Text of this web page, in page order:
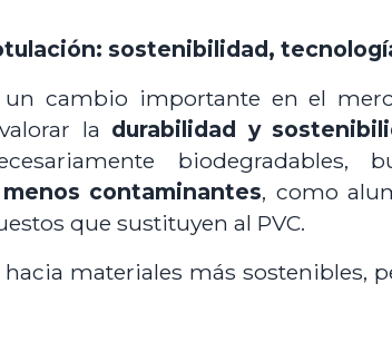
sostenibilidad,
un cambio importante en el
la durabilidad y
biodegradables,
contaminantes, como
que sustituyen al PVC.
hacia materiales más sostenibles,